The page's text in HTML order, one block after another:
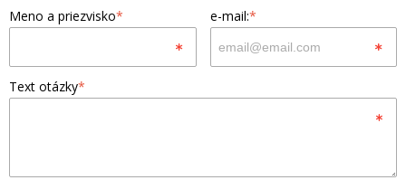
Meno a priezvisko* e-mail:*
Text otázky*